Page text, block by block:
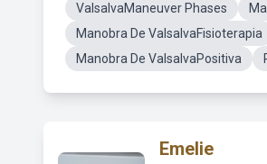
ValsalvaManeuver Phases
Manobra De ValsalvaFisioterapia
Manobra De ValsalvaPositiva
Emelie